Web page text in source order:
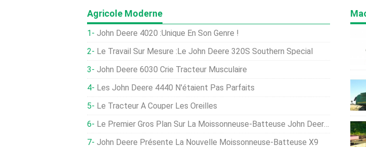
Agricole Moderne
John Deere 4020 :unique En Son Genre !
Le Travail Sur Mesure :le John Deere 320S Southern Special
John Deere 6030 Crie Tracteur Musculaire
Les John Deere 4440 N'étaient Pas Parfaits
Le Tracteur À Couper Les Oreilles
Le Premier Gros Plan Sur La Moissonneuse-Batteuse John Deere X9
John Deere Présente La Nouvelle Moissonneuse-Batteuse X9